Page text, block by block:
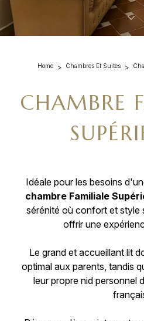
Home Chambres Et Suites
CHAMBRE
Idéale pour les besoins
chambre Familiale
sérénité où confort et
offrir une
Le grand et accueillant lit
optimal aux parents, tandis
leur propre nid personnel